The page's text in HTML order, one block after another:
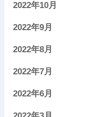
2022年10月
2022年9月
2022年8月
2022年7月
2022年6月